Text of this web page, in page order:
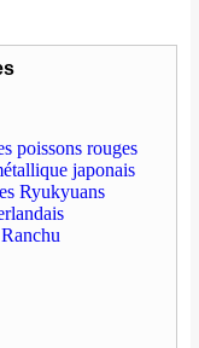
poissons rouges
japonais
Ryukyuans